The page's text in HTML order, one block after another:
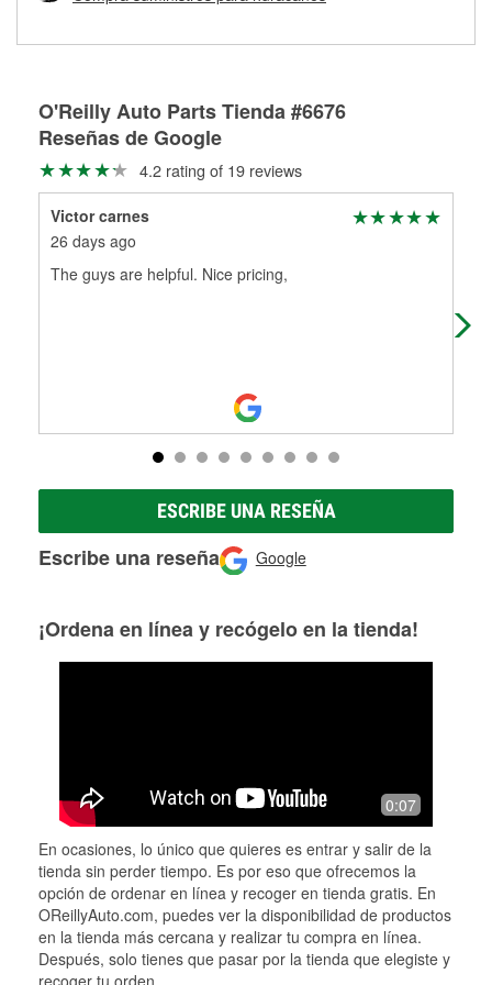
partes de reemplazo correctas para tu reparación.
O'Reilly Auto Parts Tienda #6676
Reseñas de Google
4.2 rating of 19 reviews
Victor carnes
26 days ago
The guys are helpful. Nice pricing,
ESCRIBE UNA RESEÑA
Escribe una reseña Google
¡Ordena en línea y recógelo en la tienda!
0:07
En ocasiones, lo único que quieres es entrar y salir de la
tienda sin perder tiempo. Es por eso que ofrecemos la
opción de ordenar en línea y recoger en tienda gratis. En
OReillyAuto.com, puedes ver la disponibilidad de productos
en la tienda más cercana y realizar tu compra en línea.
Después, solo tienes que pasar por la tienda que elegiste y
recoger tu orden.